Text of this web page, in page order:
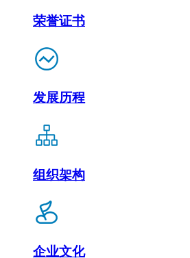
荣誉证书
发展历程
组织架构
企业文化